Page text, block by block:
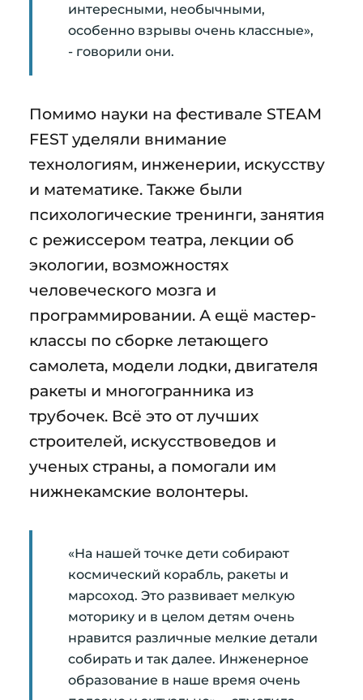
интересными, необычными,
особенно взрывы очень классные»,
- говорили они.
Помимо науки на фестивале STEAM
FEST уделяли внимание
технологиям, инженерии, искусству
и математике. Также были
психологические тренинги, занятия
с режиссером театра, лекции об
экологии, возможностях
человеческого мозга и
программировании. А ещё мастер-
классы по сборке летающего
самолета, модели лодки, двигателя
ракеты и многогранника из
трубочек. Всё это от лучших
строителей, искусствоведов и
ученых страны, а помогали им
нижнекамские волонтеры.
«На нашей точке дети собирают
космический корабль, ракеты и
марсоход. Это развивает мелкую
моторику и в целом детям очень
нравится различные мелкие детали
собирать и так далее. Инженерное
образование в наше время очень